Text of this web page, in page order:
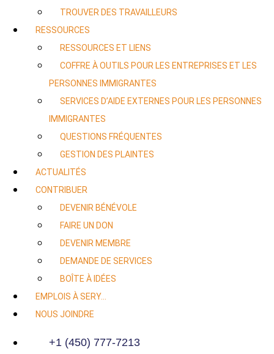
TROUVER DES TRAVAILLEURS
RESSOURCES
RESSOURCES ET LIENS
COFFRE À OUTILS POUR LES ENTREPRISES ET LES
PERSONNES IMMIGRANTES
SERVICES D’AIDE EXTERNES POUR LES PERSONNES
IMMIGRANTES
QUESTIONS FRÉQUENTES
GESTION DES PLAINTES
ACTUALITÉS
CONTRIBUER
DEVENIR BÉNÉVOLE
FAIRE UN DON
DEVENIR MEMBRE
DEMANDE DE SERVICES
BOÎTE À IDÉES
EMPLOIS À SERY…
NOUS JOINDRE
+1 (450) 777-7213